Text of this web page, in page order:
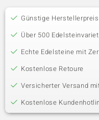
Günstige
Über 500
Echte Edelsteine mit
Kostenlose Retoure
Versicherter Versand
Kostenlose